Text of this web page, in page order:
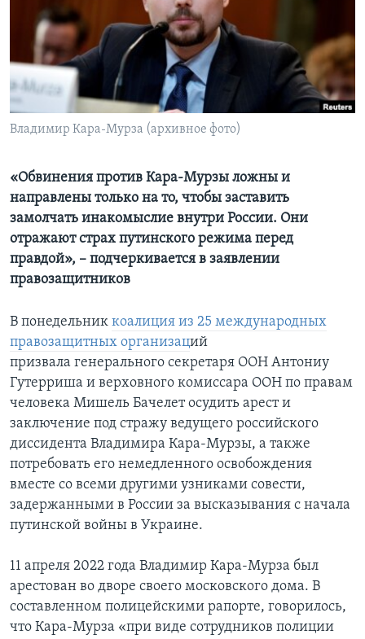
Learning English
СОЦИАЛЬНЫЕ СЕТИ
Владимир Кара-Мурза (архивное фото)
«Обвинения против Кара-Мурзы ложны и
направлены только на то, чтобы заставить
замолчать инакомыслие внутри России. Они
отражают страх путинского режима перед
правдой», – подчеркивается в заявлении
правозащитников
В понедельник коалиция из 25 международных
правозащитных организаций
призвала генерального секретаря ООН Антониу
Гутерриша и верховного комиссара ООН по правам
человека Мишель Бачелет осудить арест и
заключение под стражу ведущего российского
диссидента Владимира Кара-Мурзы, а также
потребовать его немедленного освобождения
вместе со всеми другими узниками совести,
задержанными в России за высказывания с начала
путинской войны в Украине.
11 апреля 2022 года Владимир Кара-Мурза был
арестован во дворе своего московского дома. В
составленном полицейскими рапорте, говорилось,
что Кара-Мурза «при виде сотрудников полиции